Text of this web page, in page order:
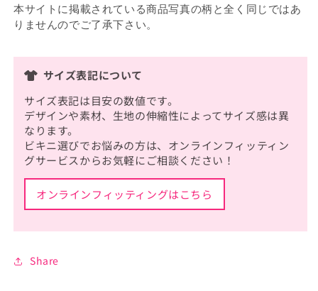
本サイトに掲載されている商品写真の柄と全く同じではあ
りませんのでご了承下さい。
サイズ表記について
サイズ表記は目安の数値です。
デザインや素材、生地の伸縮性によってサイズ感は異
なります。
ビキニ選びでお悩みの方は、オンラインフィッティン
グサービスからお気軽にご相談ください！
オンラインフィッティングはこちら
Share